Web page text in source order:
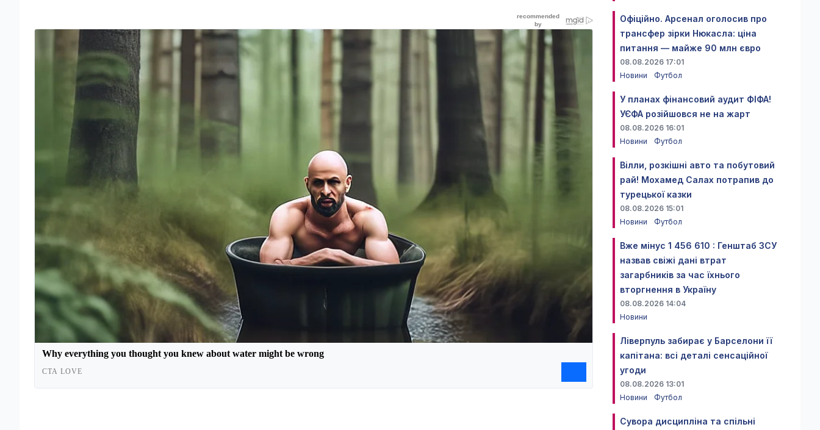
Офіційно. Арсенал оголосив про
трансфер зірки Нюкасла: ціна
питання — майже 90 млн євро
08.08.2026 17:01
Новини
Футбол
У планах фінансовий аудит ФІФА!
УЄФА розійшовся не на жарт
08.08.2026 16:01
Новини
Футбол
Вілли, розкішні авто та побутовий
рай! Мохамед Салах потрапив до
турецької казки
08.08.2026 15:01
Новини
Футбол
Вже мінус 1 456 610 : Генштаб ЗСУ
назвав свіжі дані втрат
загарбників за час їхнього
вторгнення в Україну
08.08.2026 14:04
Новини
Ліверпуль забирає у Барселони її
капітана: всі деталі сенсаційної
угоди
08.08.2026 13:01
Новини
Футбол
Сувора дисципліна та спільні